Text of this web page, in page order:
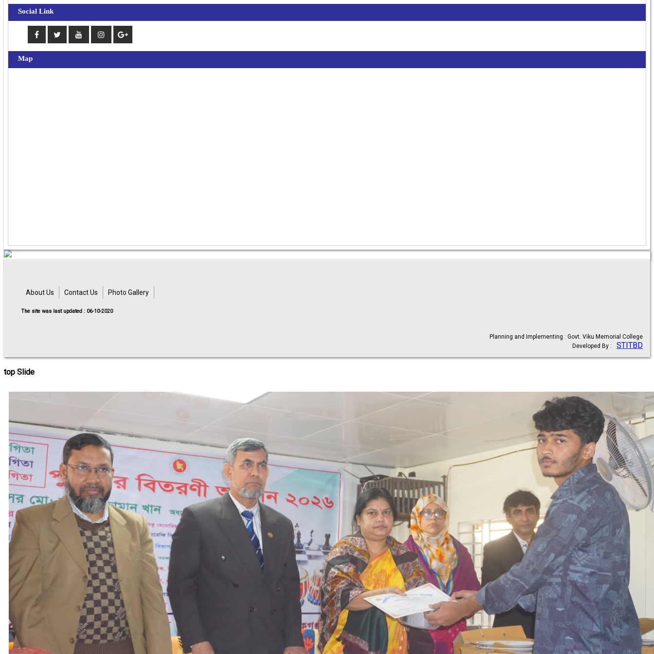
Social Link
Map
About Us Contact Us Photo Gallery
The site was last updated : 06-10-2020
Planning and Implementing : Govt. Viku Memorial College
Developed By :
STITBD
top Slide